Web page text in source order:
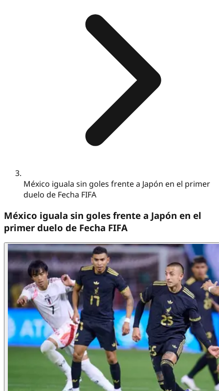
México iguala sin goles frente a Japón en el primer
duelo de Fecha FIFA
México iguala sin goles frente a Japón en el
primer duelo de Fecha FIFA